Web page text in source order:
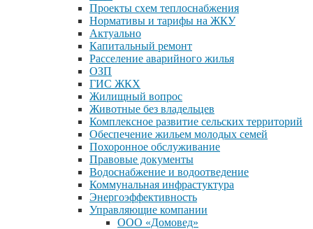
Проекты схем теплоснабжения
Нормативы и тарифы на ЖКУ
Актуально
Капитальный ремонт
Расселение аварийного жилья
ОЗП
ГИС ЖКХ
Жилищный вопрос
Животные без владельцев
Комплексное развитие сельских территорий
Обеспечение жильем молодых семей
Похоронное обслуживание
Правовые документы
Водоснабжение и водоотведение
Коммунальная инфрастуктура
Энергоэффективность
Управляющие компании
ООО «Домовед»